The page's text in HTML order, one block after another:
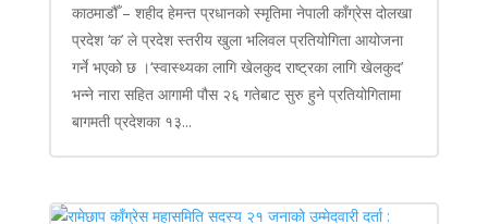
काठमाडौँ – शहीद हेमन्त प्रधानको स्मृतिमा नेपाली काँग्रेस दोलखा
प्रदेश ‘क’ ले प्रदेश स्तरीय खुला भलिवल प्रतियोगिता आयोजना
गर्ने भएको छ ।‘स्वास्थ्यका लागि खेलकुद राष्ट्रका लागि खेलकुद’
भन्ने नारा सहित आगामी पौस २६ गतेबाट सुरु हुने प्रतियोगितामा
बागमती प्रदेशका १३...